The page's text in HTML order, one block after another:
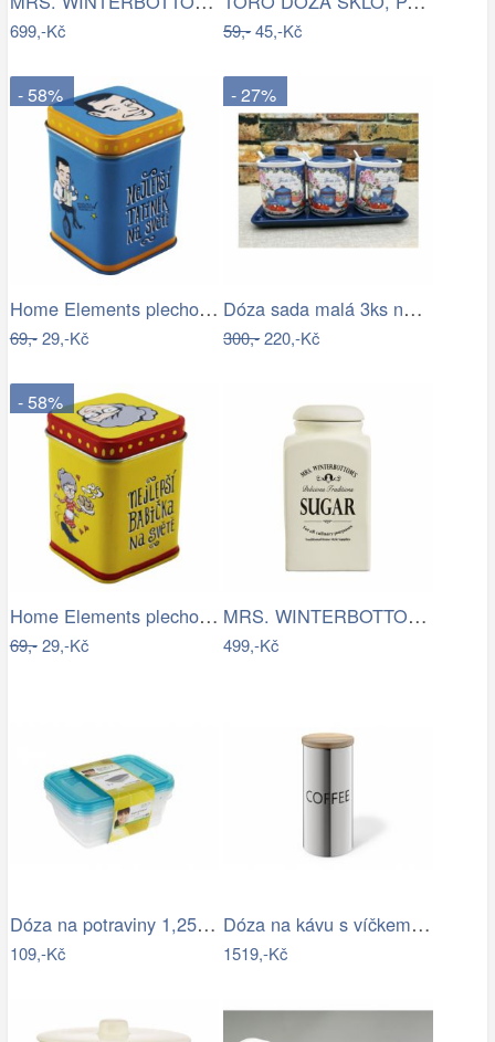
699,-Kč 59,-45,-Kč
- 58%
Home Elements plechová dóza Nejlepší…
69,-29,-Kč
- 27%
Dóza sada malá 3ks na tácku FRESH TEA
300,-220,-Kč
- 58%
Home Elements plechová dóza Nejlepší…
69,-29,-Kč
MRS. WINTERBOTTOM\'S Dóza na cukr
499,-Kč
Dóza na potraviny 1,25l Keeeper Fresh &…
109,-Kč
Dóza na kávu s víčkem z bambusu ZACK
1519,-Kč